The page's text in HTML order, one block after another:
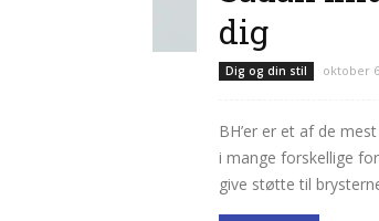
dig
Dig og din stil oktober
BH’er er et af de
i mange forskellige
give støtte til